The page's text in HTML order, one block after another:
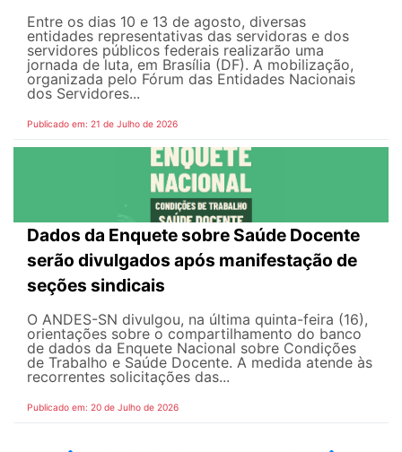
Entre os dias 10 e 13 de agosto, diversas
entidades representativas das servidoras e dos
servidores públicos federais realizarão uma
jornada de luta, em Brasília (DF). A mobilização,
organizada pelo Fórum das Entidades Nacionais
dos Servidores...
Publicado em: 21 de Julho de 2026
Dados da Enquete sobre Saúde Docente
serão divulgados após manifestação de
seções sindicais
O ANDES-SN divulgou, na última quinta-feira (16),
orientações sobre o compartilhamento do banco
de dados da Enquete Nacional sobre Condições
de Trabalho e Saúde Docente. A medida atende às
recorrentes solicitações das...
Publicado em: 20 de Julho de 2026